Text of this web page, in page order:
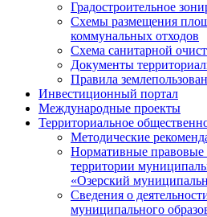
Градостроительное
Схемы размещения
коммунальных отходов
Схема санитарной
Документы
Правила
Инвестиционный портал
Международные проекты
Территориальное
Методические
Нормативные
территории
«Озерский
Сведения о
муниципального